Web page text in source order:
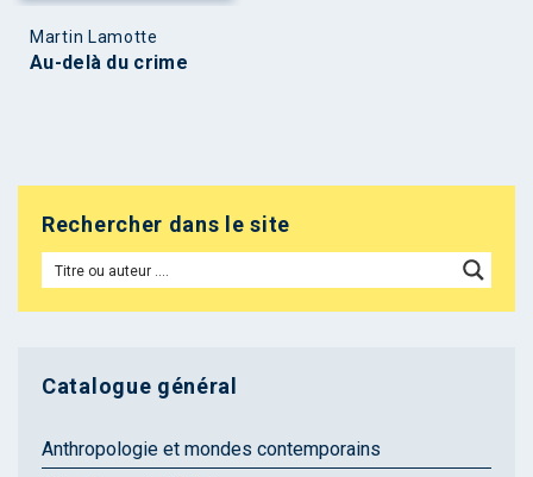
Martin Lamotte
Au-delà du crime
Rechercher dans le site
Catalogue général
Anthropologie et mondes contemporains